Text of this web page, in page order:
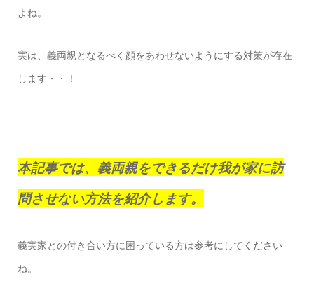
よね。
実は、義両親となるべく顔をあわせないようにする対策が存在
します・・！
本記事では、義両親をできるだけ我が家に訪
問させない方法を紹介します。
義実家との付き合い方に困っている方は参考にしてください
ね。